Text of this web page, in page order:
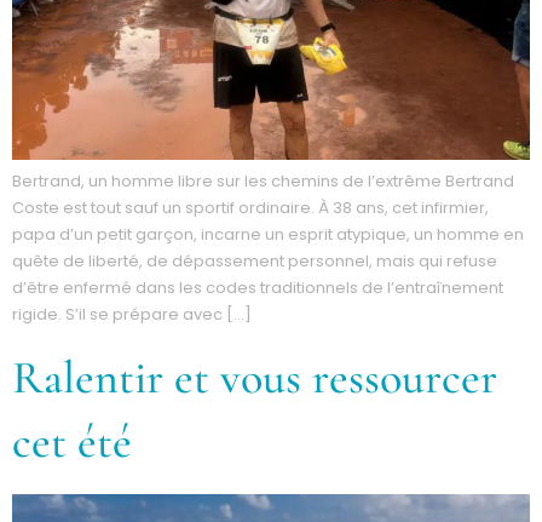
Bertrand, un homme libre sur les chemins de l’extrême Bertrand
Coste est tout sauf un sportif ordinaire. À 38 ans, cet infirmier,
papa d’un petit garçon, incarne un esprit atypique, un homme en
quête de liberté, de dépassement personnel, mais qui refuse
d’être enfermé dans les codes traditionnels de l’entraînement
rigide. S’il se prépare avec […]
Ralentir et vous ressourcer
cet été